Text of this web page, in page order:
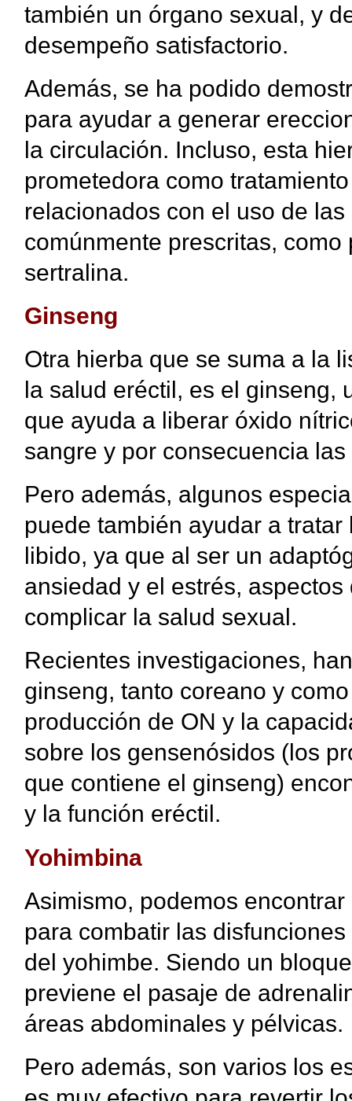
también un órgano sexual, y
desempeño satisfactorio.
Además, se ha podido
para ayudar a generar
la circulación. Incluso, esta
prometedora como
relacionados con el uso de
comúnmente prescritas,
sertralina.
Ginseng
Otra hierba que se suma a la
la salud eréctil, es el ginseng,
que ayuda a liberar óxido
sangre y por consecuencia
Pero además, algunos
puede también ayudar a
libido, ya que al ser un
ansiedad y el estrés,
complicar la salud sexual.
Recientes investigaciones,
ginseng, tanto coreano y
producción de ON y la
sobre los gensenósidos (los
que contiene el ginseng)
y la función eréctil.
Yohimbina
Asimismo, podemos
para combatir las
del yohimbe. Siendo un
previene el pasaje de
áreas abdominales y pélvicas.
Pero además, son varios los